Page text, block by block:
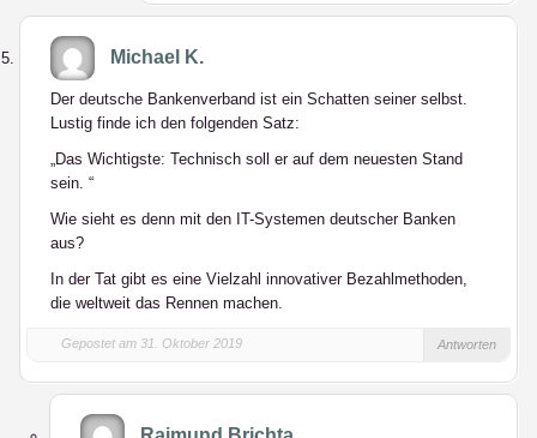
Michael K.
Der deutsche Bankenverband ist ein Schatten seiner selbst.
Lustig finde ich den folgenden Satz:
„Das Wichtigste: Technisch soll er auf dem neuesten Stand
sein. “
Wie sieht es denn mit den IT-Systemen deutscher Banken
aus?
In der Tat gibt es eine Vielzahl innovativer Bezahlmethoden,
die weltweit das Rennen machen.
Gepostet am 31. Oktober 2019 Antworten